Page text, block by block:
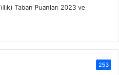
Taban Puanları 2023 ve
253